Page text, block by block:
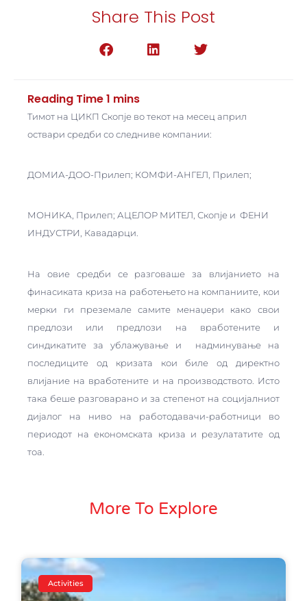
Share This Post
Тимот на ЦИКП Скопје во текот на месец април
оствари средби со следниве компании:
ДОМИА-ДОО-Прилеп; КОМФИ-АНГЕЛ, Прилеп;
МОНИКА, Прилеп; АЦЕЛОР МИТЕЛ, Скопје и ФЕНИ
ИНДУСТРИ, Кавадарци.
На овие средби се разговаше за влијанието на
финасиката криза на работењето на компаниите, кои
мерки ги преземале самите менаџери како свои
предлози или предлози на вработените и
синдикатите за ублажување и надминување на
последиците од кризата кои биле од директно
влијание на вработените и на производството. Исто
така беше разговарано и за степенот на социјалниот
дијалог на ниво на работодавачи-работници во
периодот на економската криза и резулататите од
тоа.
More To Explore
Activities